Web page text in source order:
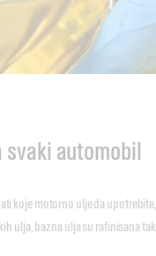
svaki automobil
koje motorno ulje da
ulja, bazna ulja su rafinisana